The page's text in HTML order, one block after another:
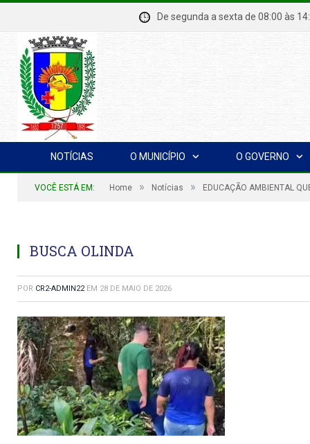
De segunda a sexta de 08:00
NOTÍCIAS O MUNICÍPIO O GOVERNO
VOCÊ ESTÁ EM: Home » Notícias » EDUCAÇÃO AMBIENTAL
BUSCA OLINDA
POR CR2-ADMIN22 EM 28 DE MAIO DE 2026